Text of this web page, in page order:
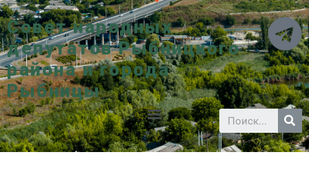
Совет народных
депутатов Рыбницкого
района и города
Рыбницы